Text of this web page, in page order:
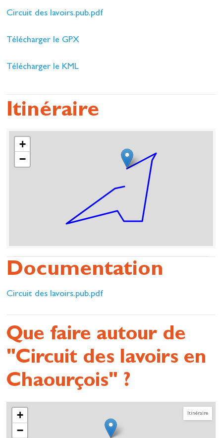
Circuit des lavoirs.pub.pdf
Télécharger le GPX
Télécharger le KML
Itinéraire
+
−
Documentation
Circuit des lavoirs.pub.pdf
Que faire autour de
"Circuit des lavoirs en
Chaourçois" ?
Itinéraire
+
−